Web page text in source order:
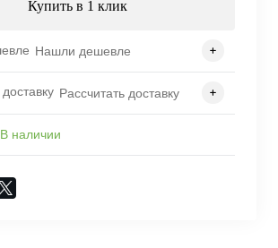
Купить в 1 клик
Нашли дешевле
Рассчитать доставку
В наличии